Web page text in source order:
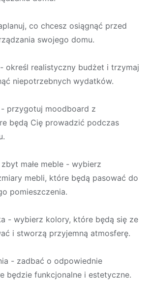
co chcesz osiągnąć przed
swojego domu.
określ realistyczny budżet i trzymaj
niepotrzebnych wydatków.
- przygotuj moodboard z
będą Cię prowadzić podczas
małe meble - wybierz
mebli, które będą pasować do
pomieszczenia.
- wybierz kolory, które będą się ze
i stworzą przyjemną atmosferę.
- zadbać o odpowiednie
będzie funkcjonalne i estetyczne.